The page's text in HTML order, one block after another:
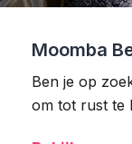
Moomba
Ben je op
om tot rust te